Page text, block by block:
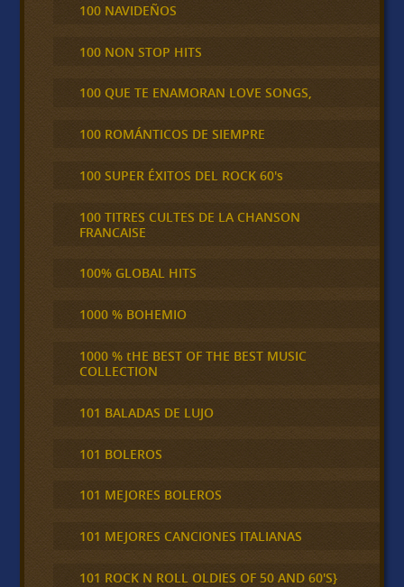
100 NAVIDEÑOS
100 NON STOP HITS
100 QUE TE ENAMORAN LOVE SONGS,
100 ROMÁNTICOS DE SIEMPRE
100 SUPER ÉXITOS DEL ROCK 60's
100 TITRES CULTES DE LA CHANSON
FRANCAISE
100% GLOBAL HITS
1000 % BOHEMIO
1000 % tHE BEST OF THE BEST MUSIC
COLLECTION
101 BALADAS DE LUJO
101 BOLEROS
101 MEJORES BOLEROS
101 MEJORES CANCIONES ITALIANAS
101 ROCK N ROLL OLDIES OF 50 AND 60'S}